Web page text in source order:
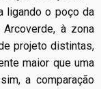
ligando o poço da
à zona
projeto distintas,
maior que uma
a comparação